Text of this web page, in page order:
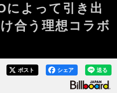
よって引き出
合う理想コラボ
送る
シェア
ポスト